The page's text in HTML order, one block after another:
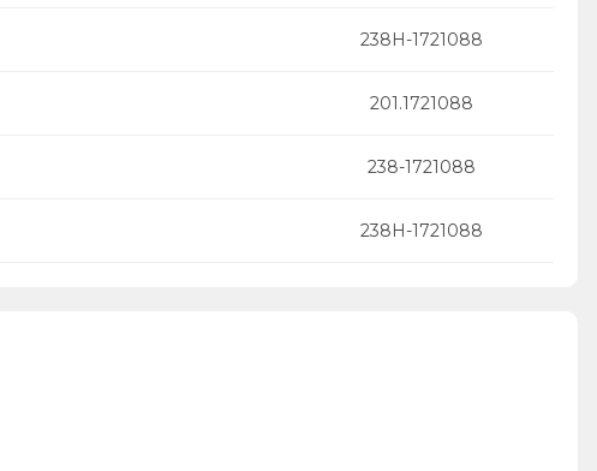
238Н-1721088
201.1721088
238-1721088
238Н-1721088